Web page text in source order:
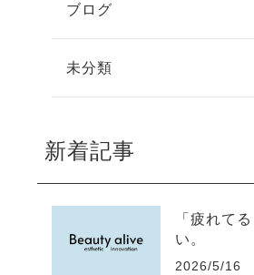
ブログ
未分類
新着記事
「疲れて
い。
2026/5/16